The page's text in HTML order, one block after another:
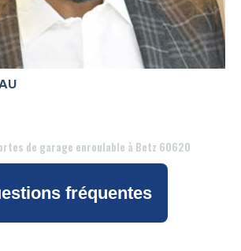
de garage enroulable à Betz 60620
fréquentes